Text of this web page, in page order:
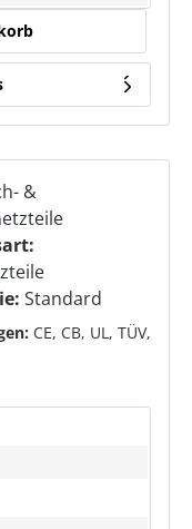
&
Standard
CE, CB, UL, TÜV,